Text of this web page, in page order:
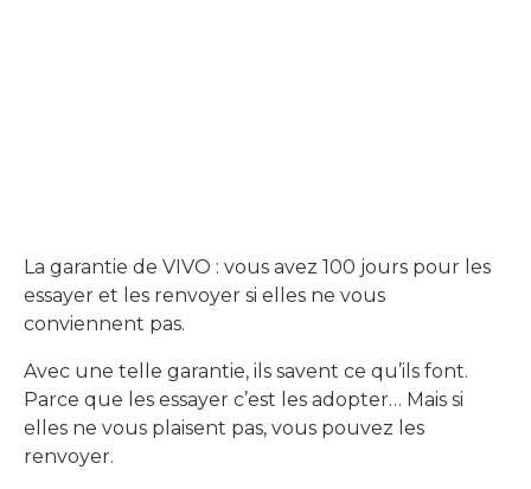
La garantie de VIVO : vous avez 100 jours pour les
essayer et les renvoyer si elles ne vous
conviennent pas.
Avec une telle garantie, ils savent ce qu’ils font.
Parce que les essayer c’est les adopter… Mais si
elles ne vous plaisent pas, vous pouvez les
renvoyer.